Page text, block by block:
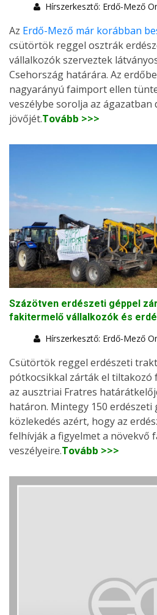
Hírszerkesztő: Erdő-Mező
Az Erdő-Mező már korábban
csütörtök reggel osztrák
vállalkozók szerveztek
Csehország határára. Az
nagyarányú faimport ellen
veszélybe sorolja az ágazatban
jövőjét.Tovább >>>
Százötven erdészeti géppel
fakitermelő vállalkozók és
Hírszerkesztő: Erdő-Mező
Csütörtök reggel erdészeti
pótkocsikkal zárták el tiltakozó
az ausztriai Fratres
határon. Mintegy 150
közlekedés azért, hogy az
felhívják a figyelmet a növekvő
veszélyeire.Tovább >>>